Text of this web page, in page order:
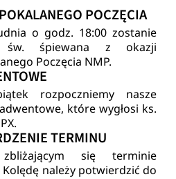
POCZĘCIA
o godz. 18:00 zostanie
św. śpiewana z okazji
Poczęcia NMP.
rozpoczniemy nasze
które wygłosi ks.
TERMINU
się terminie
należy potwierdzić do